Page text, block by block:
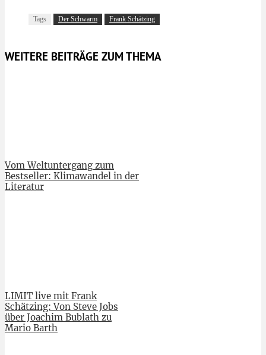
Tags Der Schwarm Frank Schätzing
WEITERE BEITRÄGE ZUM THEMA
Vom Weltuntergang zum
Bestseller: Klimawandel in der
Literatur
LIMIT live mit Frank
Schätzing: Von Steve Jobs
über Joachim Bublath zu
Mario Barth